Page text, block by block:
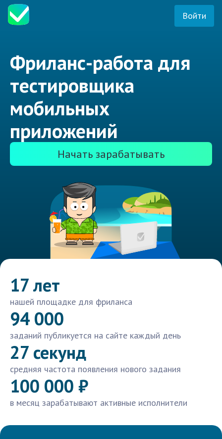
Войти
Фриланс-работа для
тестировщика
мобильных
приложений
Начать зарабатывать
17 лет
нашей площадке для фриланса
94 000
заданий публикуется на сайте каждый день
27 секунд
средняя частота появления нового задания
100 000 ₽
в месяц зарабатывают активные исполнители